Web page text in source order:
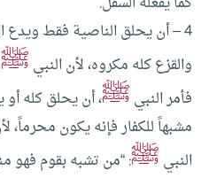
4 – أن يحلق الناصية فقط ويدع الباقي.
والقزع كله مكروه، لأن النبي ﷺ
فأمر النبي ﷺ، أن يحلق كله أو
مشبهاً للكفار فإنه يكون محرماً،
النبي ﷺ: “من تشبه بقوم فهو